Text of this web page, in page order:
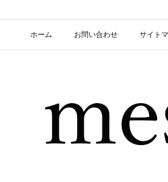
ホーム お問い合わせ サイト